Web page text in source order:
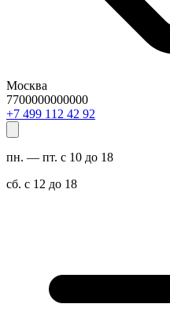
Москва
7700000000000
29 24 211 994 7+
пн. — пт. с 10 до 18
сб. с 12 до 18